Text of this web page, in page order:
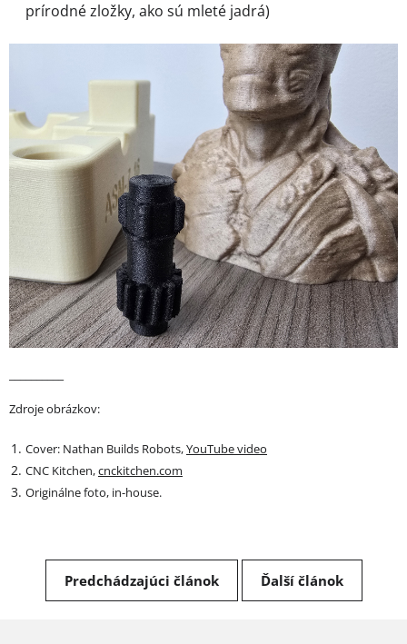
prírodné zložky, ako sú mleté jadrá)
Zdroje obrázkov:
Cover: Nathan Builds Robots,YouTube video
CNC Kitchen,cnckitchen.com
Originálne foto, in-house.
Predchádzajúci článok Ďalší článok